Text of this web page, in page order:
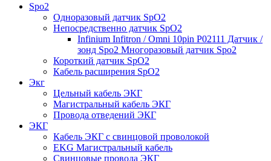
Spo2
Одноразовый датчик SpO2
Непосредственно датчик SpO2
Infinium Infitron / Omni 10pin P02111 Датчик /
зонд Spo2 Многоразовый датчик Spo2
Короткий датчик SpO2
Кабель расширения SpO2
Экг
Цельный кабель ЭКГ
Магистральный кабель ЭКГ
Провода отведений ЭКГ
ЭКГ
Кабель ЭКГ с свинцовой проволокой
EKG Магистральный кабель
Свинцовые провода ЭКГ